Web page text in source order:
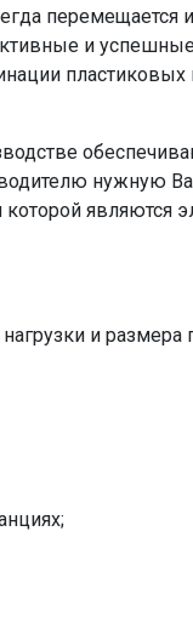
перемещается
и
нужную
являются
и размера